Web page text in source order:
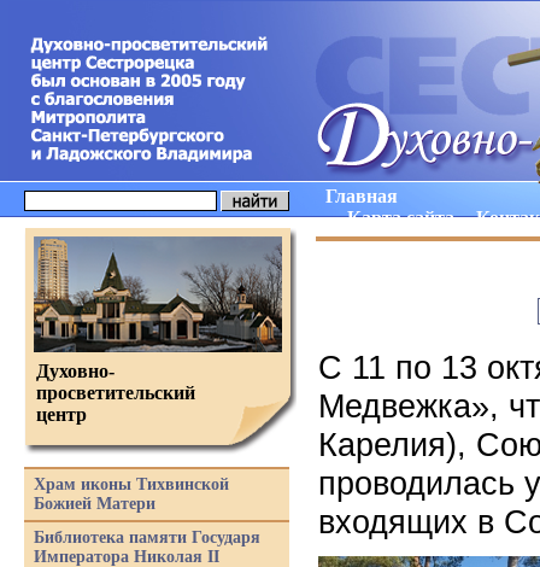
Главная
Карта сайта
С 11 по 13
Медвежка»,
Карелия),
проводилась
входящих в
Духовно-
просветительский
центр
Храм иконы Тихвинской
Божией Матери
Библиотека памяти Государя
Императора Николая II